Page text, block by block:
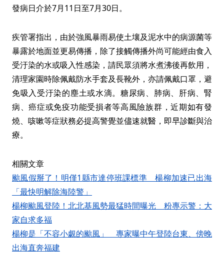
發病日介於7月11日至7月30日。
疾管署指出，由於強風暴雨易使土壤及泥水中的病源菌等
暴露於地面並更易傳播，除了接觸傳播外尚可能經由食入
受汙染的水或吸入性感染，請民眾須將水煮沸後再飲用，
清理家園時除佩戴防水手套及長靴外，亦請佩戴口罩，避
免吸入受汙染的塵土或水滴。糖尿病、肺病、肝病、腎
病、癌症或免疫功能受損者等高風險族群，近期如有發
燒、咳嗽等症狀務必提高警覺並儘速就醫，即早診斷與治
療。
相關文章
颱風假掰了！明僅1縣市達停班課標準 楊柳加速已出海
「最快明解除海陸警」
楊柳颱風登陸！北北基風勢最猛時間曝光 粉專示警：大
家自求多福
楊柳是「不容小覷的颱風」 專家曝中午登陸台東、傍晚
出海直奔福建